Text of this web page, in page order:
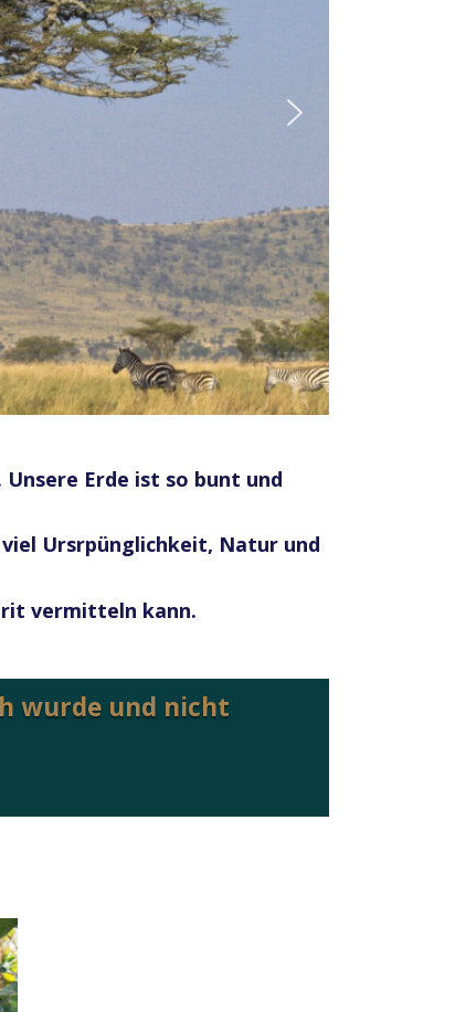
Erde ist so bunt und
Ursrpünglichkeit, Natur und
vermitteln kann.
wurde und nicht